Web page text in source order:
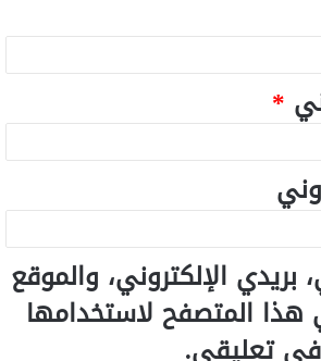
*
الإلكتروني، والموقع
هذا المتصفح لاستخدامها
في تعليقي.